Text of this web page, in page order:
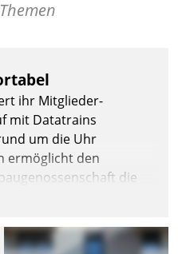
ihr Mitglieder-
mit Datatrains
um die Uhr
ermöglicht den
die
Tablet oder PC.